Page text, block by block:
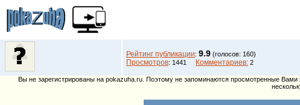
Рейтинг публикации: 9.9 (голосов: 160)
Просмотров: 1441 Комментариев: 2
Вы не зарегистрированы на pokazuha.ru. Поэтому не запоминаются просмотренные